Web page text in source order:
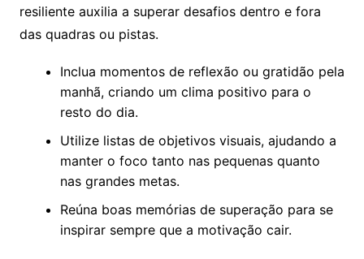
resiliente auxilia a superar desafios dentro e fora
das quadras ou pistas.
Inclua momentos de reflexão ou gratidão pela
manhã, criando um clima positivo para o
resto do dia.
Utilize listas de objetivos visuais, ajudando a
manter o foco tanto nas pequenas quanto
nas grandes metas.
Reúna boas memórias de superação para se
inspirar sempre que a motivação cair.